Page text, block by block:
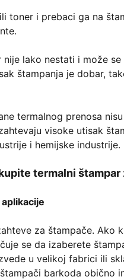
toner i prebaci ga na
lako nestati i može
štampanja je dobar,
termalnog prenosa
visoke utisak
i hemijske industrije.
termalni
za štampače. Ako
se da izaberete
u velikoj fabrici ili
barkoda obično